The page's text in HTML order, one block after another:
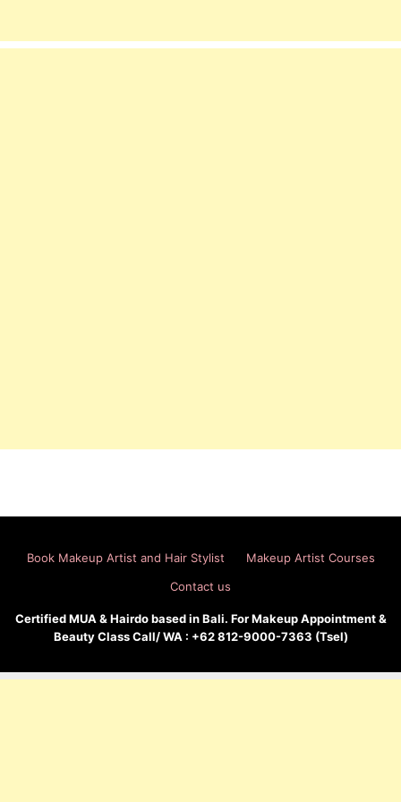
Book Makeup Artist and Hair Stylist
Makeup Artist Courses
Contact us
Certified MUA & Hairdo based in Bali. For Makeup Appointment &
Beauty Class Call/ WA : +62 812-9000-7363 (Tsel)